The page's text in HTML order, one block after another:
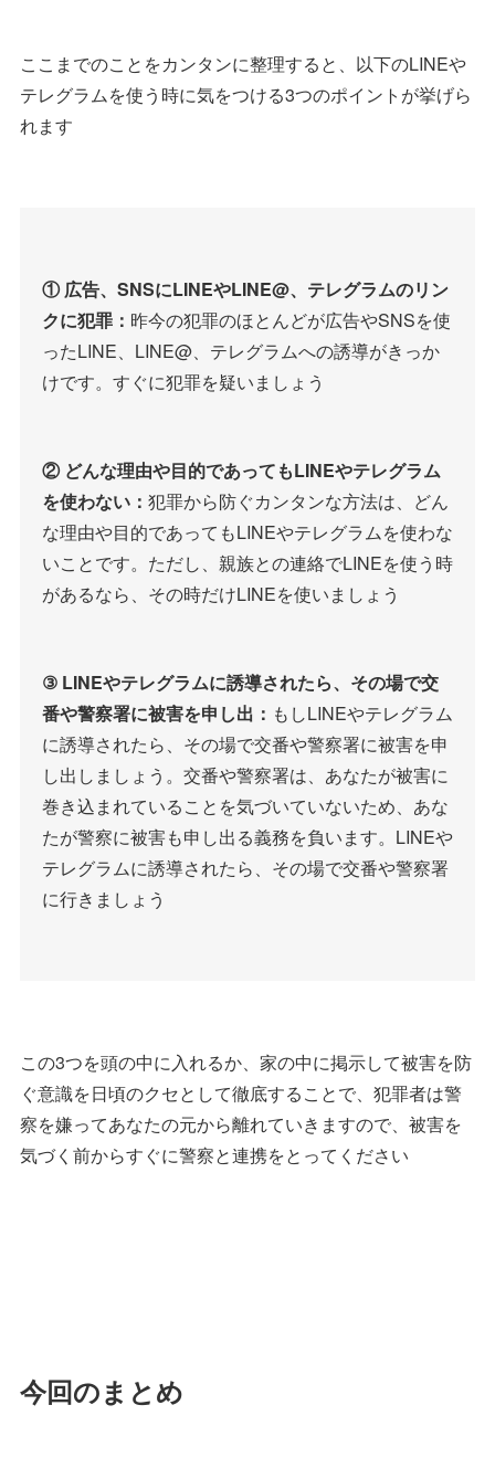
ここまでのことをカンタンに整理すると、以下のLINEや
テレグラムを使う時に気をつける3つのポイントが挙げら
れます
① 広告、SNSにLINEやLINE@、テレグラムのリン
クに犯罪： 昨今の犯罪のほとんどが広告やSNSを使
ったLINE、LINE@、テレグラムへの誘導がきっか
けです。すぐに犯罪を疑いましょう
② どんな理由や目的であってもLINEやテレグラム
を使わない： 犯罪から防ぐカンタンな方法は、どん
な理由や目的であってもLINEやテレグラムを使わな
いことです。ただし、親族との連絡でLINEを使う時
があるなら、その時だけLINEを使いましょう
③ LINEやテレグラムに誘導されたら、その場で交
番や警察署に被害を申し出： もしLINEやテレグラム
に誘導されたら、その場で交番や警察署に被害を申
し出しましょう。交番や警察署は、あなたが被害に
巻き込まれていることを気づいていないため、あな
たが警察に被害も申し出る義務を負います。LINEや
テレグラムに誘導されたら、その場で交番や警察署
に行きましょう
この3つを頭の中に入れるか、家の中に掲示して被害を防
ぐ意識を日頃のクセとして徹底することで、犯罪者は警
察を嫌ってあなたの元から離れていきますので、被害を
気づく前からすぐに警察と連携をとってください
今回のまとめ